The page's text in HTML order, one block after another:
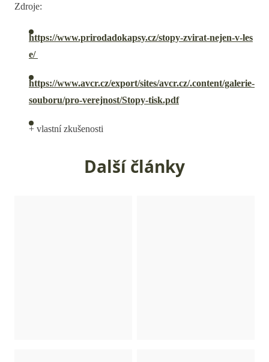
Zdroje:
https://www.prirodadokapsy.cz/stopy-zvirat-nejen-v-les
e/
https://www.avcr.cz/export/sites/avcr.cz/.content/galerie-
souboru/pro-verejnost/Stopy-tisk.pdf
+ vlastní zkušenosti
Další články